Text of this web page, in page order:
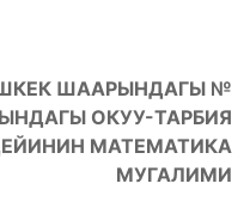
ШААРЫНДАГЫ №
ОКУУ-ТАРБИЯ
МАТЕМАТИКА
МУГАЛИМИ